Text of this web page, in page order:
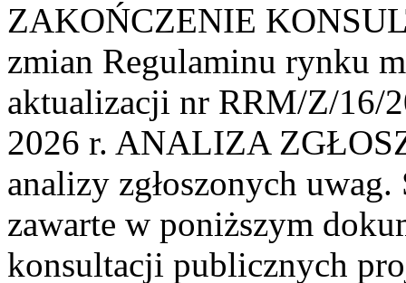
ZAKOŃCZENIE
zmian Regulaminu rynku
aktualizacji nr RRM/Z/16/
2026 r. ANALIZA
analizy zgłoszonych
zawarte w poniższym
konsultacji publicznych